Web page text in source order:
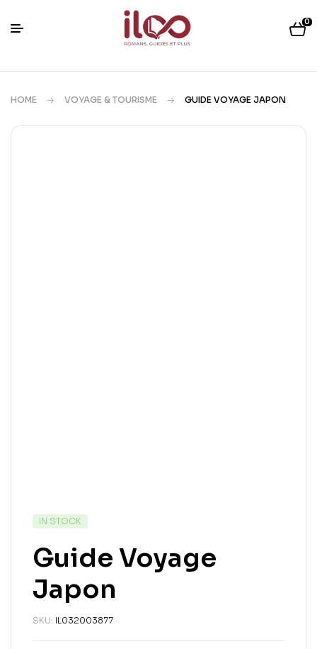
0
HOME VOYAGE & TOURISME GUIDE VOYAGE JAPON
IN STOCK
Guide Voyage
Japon
SKU: IL032003877